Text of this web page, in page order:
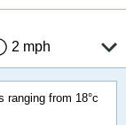
2 mph
ranging from 18°c